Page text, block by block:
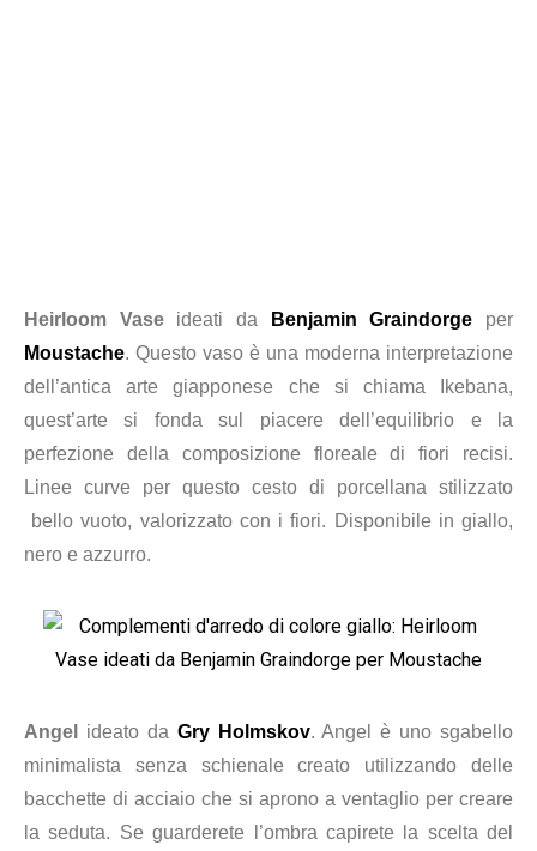
Heirloom Vaseideati da Benjamin Graindorge per
Moustache. Questo vaso è una moderna interpretazione
dell’antica arte giapponese che si chiama Ikebana,
quest’arte si fonda sul piacere dell’equilibrio e la
perfezione della composizione floreale di fiori recisi.
Linee curve per questo cesto di porcellana stilizzato
bello vuoto, valorizzato con i fiori. Disponibile in giallo,
nero e azzurro.
Angel ideato da Gry Holmskov. Angel è uno sgabello
minimalista senza schienale creato utilizzando delle
bacchette di acciaio che si aprono a ventaglio per creare
la seduta. Se guarderete l’ombra capirete la scelta del